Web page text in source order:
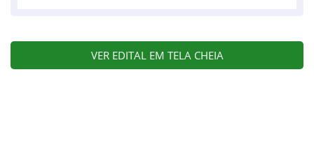
VER EDITAL EM TELA CHEIA